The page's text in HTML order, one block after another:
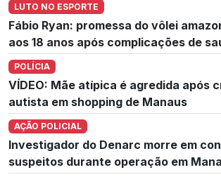
LUTO NO ESPORTE
Fábio Ryan: promessa do vôlei
aos 18 anos após complicações de
POLÍCIA
VÍDEO: Mãe atípica é agredida após
autista em shopping de Manaus
AÇÃO POLICIAL
Investigador do Denarc morre em
suspeitos durante operação em